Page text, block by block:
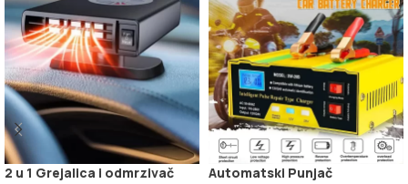
2 u 1 Grejalica i odmrzivač
Automatski Punjač